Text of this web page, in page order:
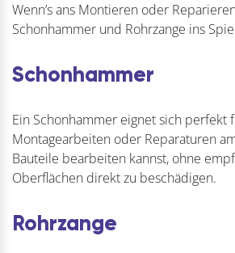
Wenn’s ans Montieren oder
Schonhammer und Rohrzange ins
Schonhammer
Ein Schonhammer eignet sich perfekt
Montagearbeiten oder Reparaturen
Bauteile bearbeiten kannst, ohne
Oberflächen direkt zu beschädigen.
Rohrzange